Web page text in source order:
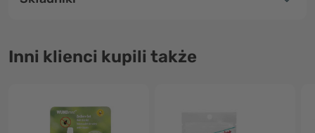
Inni klienci kupili także